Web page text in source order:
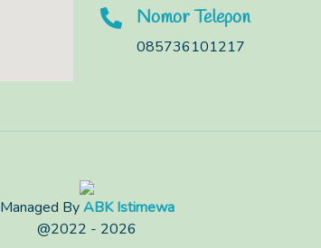
Nomor Telepon
085736101217
Managed ByABK Istimewa
@2022 - 2026